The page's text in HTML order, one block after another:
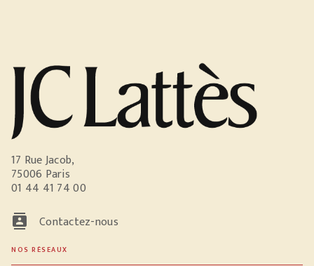
17 Rue Jacob,
75006 Paris
01 44 41 74 00
contacts Contactez-nous
NOS RÉSEAUX